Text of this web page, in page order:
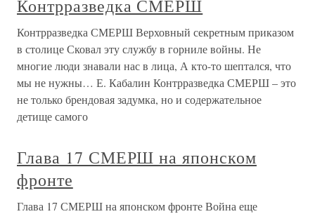
Контрразведка СМЕРШ
Контрразведка СМЕРШ Верховный секретным приказом
в столице Сковал эту службу в горниле войны. Не
многие люди знавали нас в лица, А кто-то шептался, что
мы не нужны… Е. Кабалин Контрразведка СМЕРШ – это
не только брендовая задумка, но и содержательное
детище самого
Глава 17 СМЕРШ на японском
фронте
Глава 17 СМЕРШ на японском фронте Война еще